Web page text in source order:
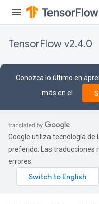
TensorFlow v2.4.0
Conozca lo último en
más en el
Google utiliza tecnología de
preferido. Las traducciones
errores.